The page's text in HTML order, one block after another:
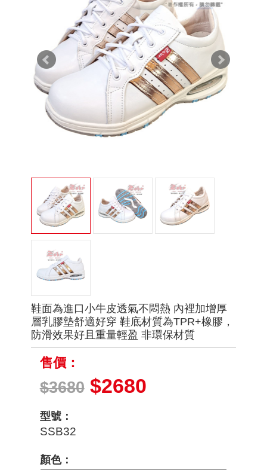
鞋面為進口小牛皮透氣不悶熱 內裡加增厚
層乳膠墊舒適好穿 鞋底材質為TPR+橡膠，
防滑效果好且重量輕盈 非環保材質
售價：
$3680$2680
型號：
SSB32
顏色：